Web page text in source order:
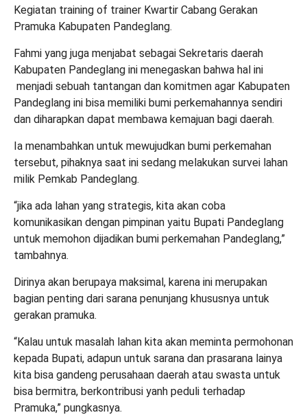
Kegiatan training of trainer Kwartir Cabang Gerakan
Pramuka Kabupaten Pandeglang.
Fahmi yang juga menjabat sebagai Sekretaris daerah
Kabupaten Pandeglang ini menegaskan bahwa hal ini
menjadi sebuah tantangan dan komitmen agar Kabupaten
Pandeglang ini bisa memiliki bumi perkemahannya sendiri
dan diharapkan dapat membawa kemajuan bagi daerah.
Ia menambahkan untuk mewujudkan bumi perkemahan
tersebut, pihaknya saat ini sedang melakukan survei lahan
milik Pemkab Pandeglang.
“jika ada lahan yang strategis, kita akan coba
komunikasikan dengan pimpinan yaitu Bupati Pandeglang
untuk memohon dijadikan bumi perkemahan Pandeglang,”
tambahnya.
Dirinya akan berupaya maksimal, karena ini merupakan
bagian penting dari sarana penunjang khususnya untuk
gerakan pramuka.
“Kalau untuk masalah lahan kita akan meminta permohonan
kepada Bupati, adapun untuk sarana dan prasarana lainya
kita bisa gandeng perusahaan daerah atau swasta untuk
bisa bermitra, berkontribusi yanh peduli terhadap
Pramuka,” pungkasnya.